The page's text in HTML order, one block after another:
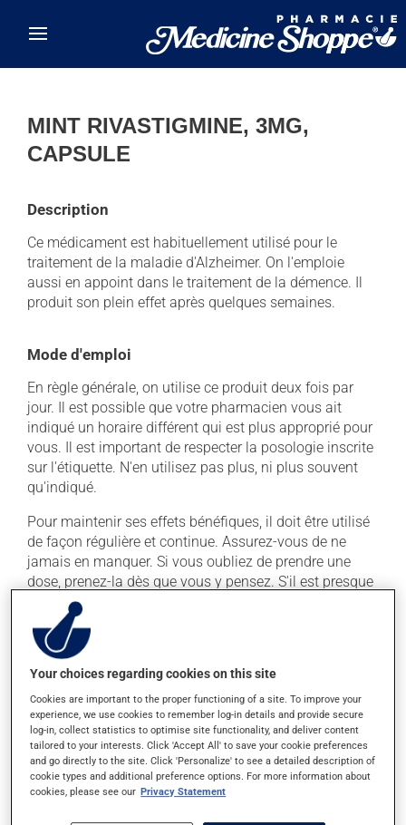
MINT RIVASTIGMINE, 3MG,
CAPSULE
Description
Ce médicament est habituellement utilisé pour le
traitement de la maladie d'Alzheimer. On l'emploie
aussi en appoint dans le traitement de la démence. Il
produit son plein effet après quelques semaines.
Mode d'emploi
En règle générale, on utilise ce produit deux fois par
jour. Il est possible que votre pharmacien vous ait
indiqué un horaire différent qui est plus approprié pour
vous. Il est important de respecter la posologie inscrite
sur l'étiquette. N'en utilisez pas plus, ni plus souvent
qu'indiqué.
Pour maintenir ses effets bénéfiques, il doit être utilisé
de façon régulière et continue. Assurez-vous de ne
jamais en manquer. Si vous oubliez de prendre une
dose, prenez-la dès que vous y pensez. S'il est presque
l'heure de votre dose suivante, laissez simplement
tomber la dose oubliée. Ne doublez pas la dose
suivante pour tenter de vous rattraper.
Il est préférable de prendre ce médicament avec un
repas ou une collation : la prise avec de la nourriture
diminue les effets secondaires.
Effets indésirables
En plus de ses effets recherchés, ce produit peut à
l'occasion entraîner certains effets indésirables (effets
Your choices regarding cookies on this site
Cookies are important to the proper functioning of a site. To improve your
experience, we use cookies to remember log-in details and provide secure
log-in, collect statistics to optimise site functionality, and deliver content
tailored to your interests. Click 'Accept All' to save your cookie preferences
and go directly to the site. Click 'Personalize' to see a detailed description of
cookie types and additional preference options. For more information about
cookies, please see our Privacy Statement